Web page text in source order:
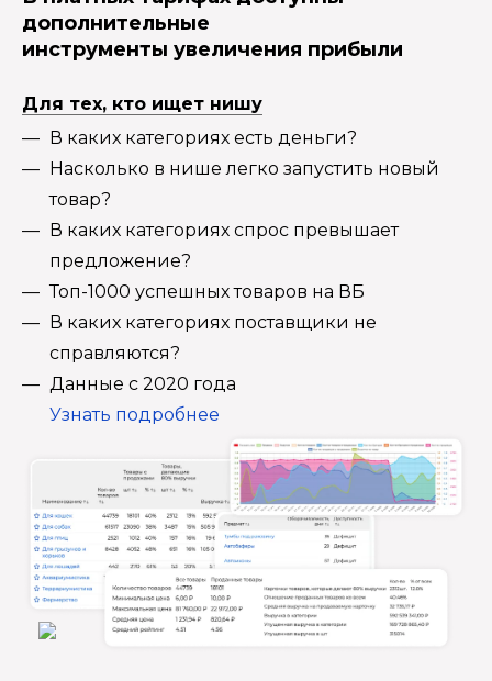
дополнительные
инструменты увеличения прибыли
Для тех, кто ищет нишу
В каких категориях есть деньги?
Насколько в нише легко запустить новый
товар?
В каких категориях спрос превышает
предложение?
Топ-1000 успешных товаров на ВБ
В каких категориях поставщики не
справляются?
Данные с 2020 года
Узнать подробнее